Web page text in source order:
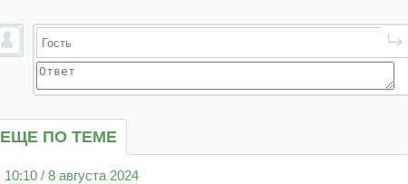
ЕЩЕ ПО ТЕМЕ
10:10 / 8 августа 2024